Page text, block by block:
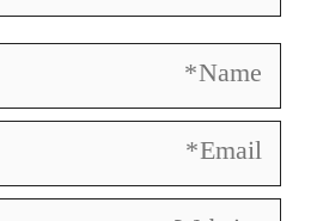
Name
Email